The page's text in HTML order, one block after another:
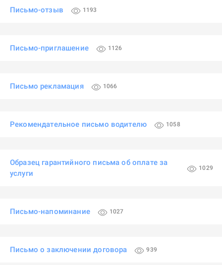
Письмо-отзыв 1193
Письмо-приглашение 1126
Письмо рекламация 1066
Рекомендательное письмо водителю 1058
Образец гарантийного письма об оплате за
услуги
1029
Письмо-напоминание 1027
Письмо о заключении договора 939